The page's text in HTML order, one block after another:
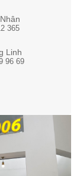
365
Linh
96 69